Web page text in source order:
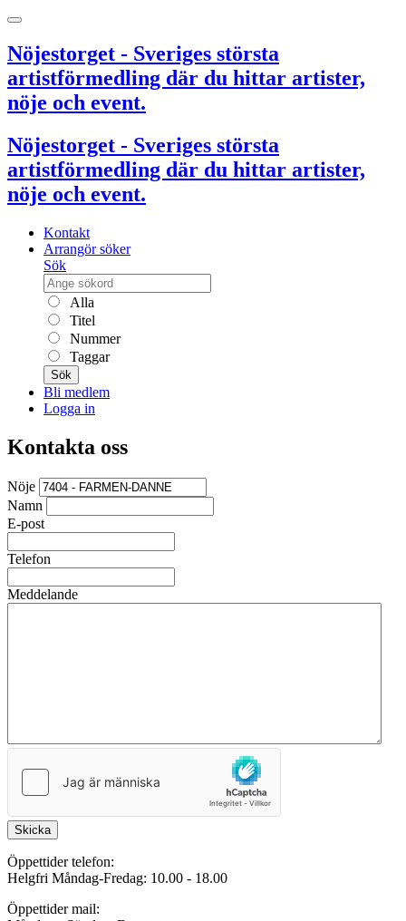
Nöjestorget - Sveriges största
artistförmedling där du hittar artister,
nöje och event.
Nöjestorget - Sveriges största
artistförmedling där du hittar artister,
nöje och event.
Kontakt
Arrangör söker
Sök
Alla
Titel
Nummer
Taggar
Sök
Bli medlem
Logga in
Kontakta oss
Nöje
Namn
E-post
Telefon
Meddelande
Skicka
Öppettider telefon:
Helgfri Måndag-Fredag: 10.00 - 18.00
Öppettider mail: